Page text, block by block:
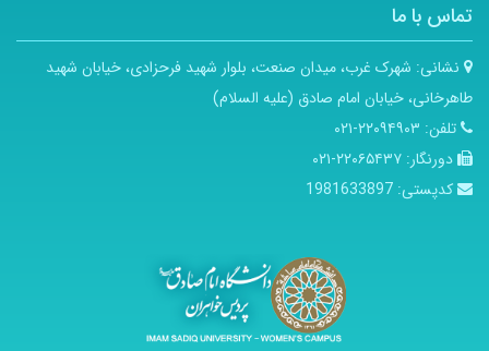
تماس با ما
نشانی: شهرک غرب، میدان صنعت، بلوار شهید فرحزادی، خیابان شهید
طاهرخانی، خیابان امام صادق (علیه السلام)
تلفن: ۲۲۰۹۴۹۰۳-۰۲۱
دورنگار: ۲۲۰۶۵۴۳۷-۰۲۱
کدپستی: 1981633897